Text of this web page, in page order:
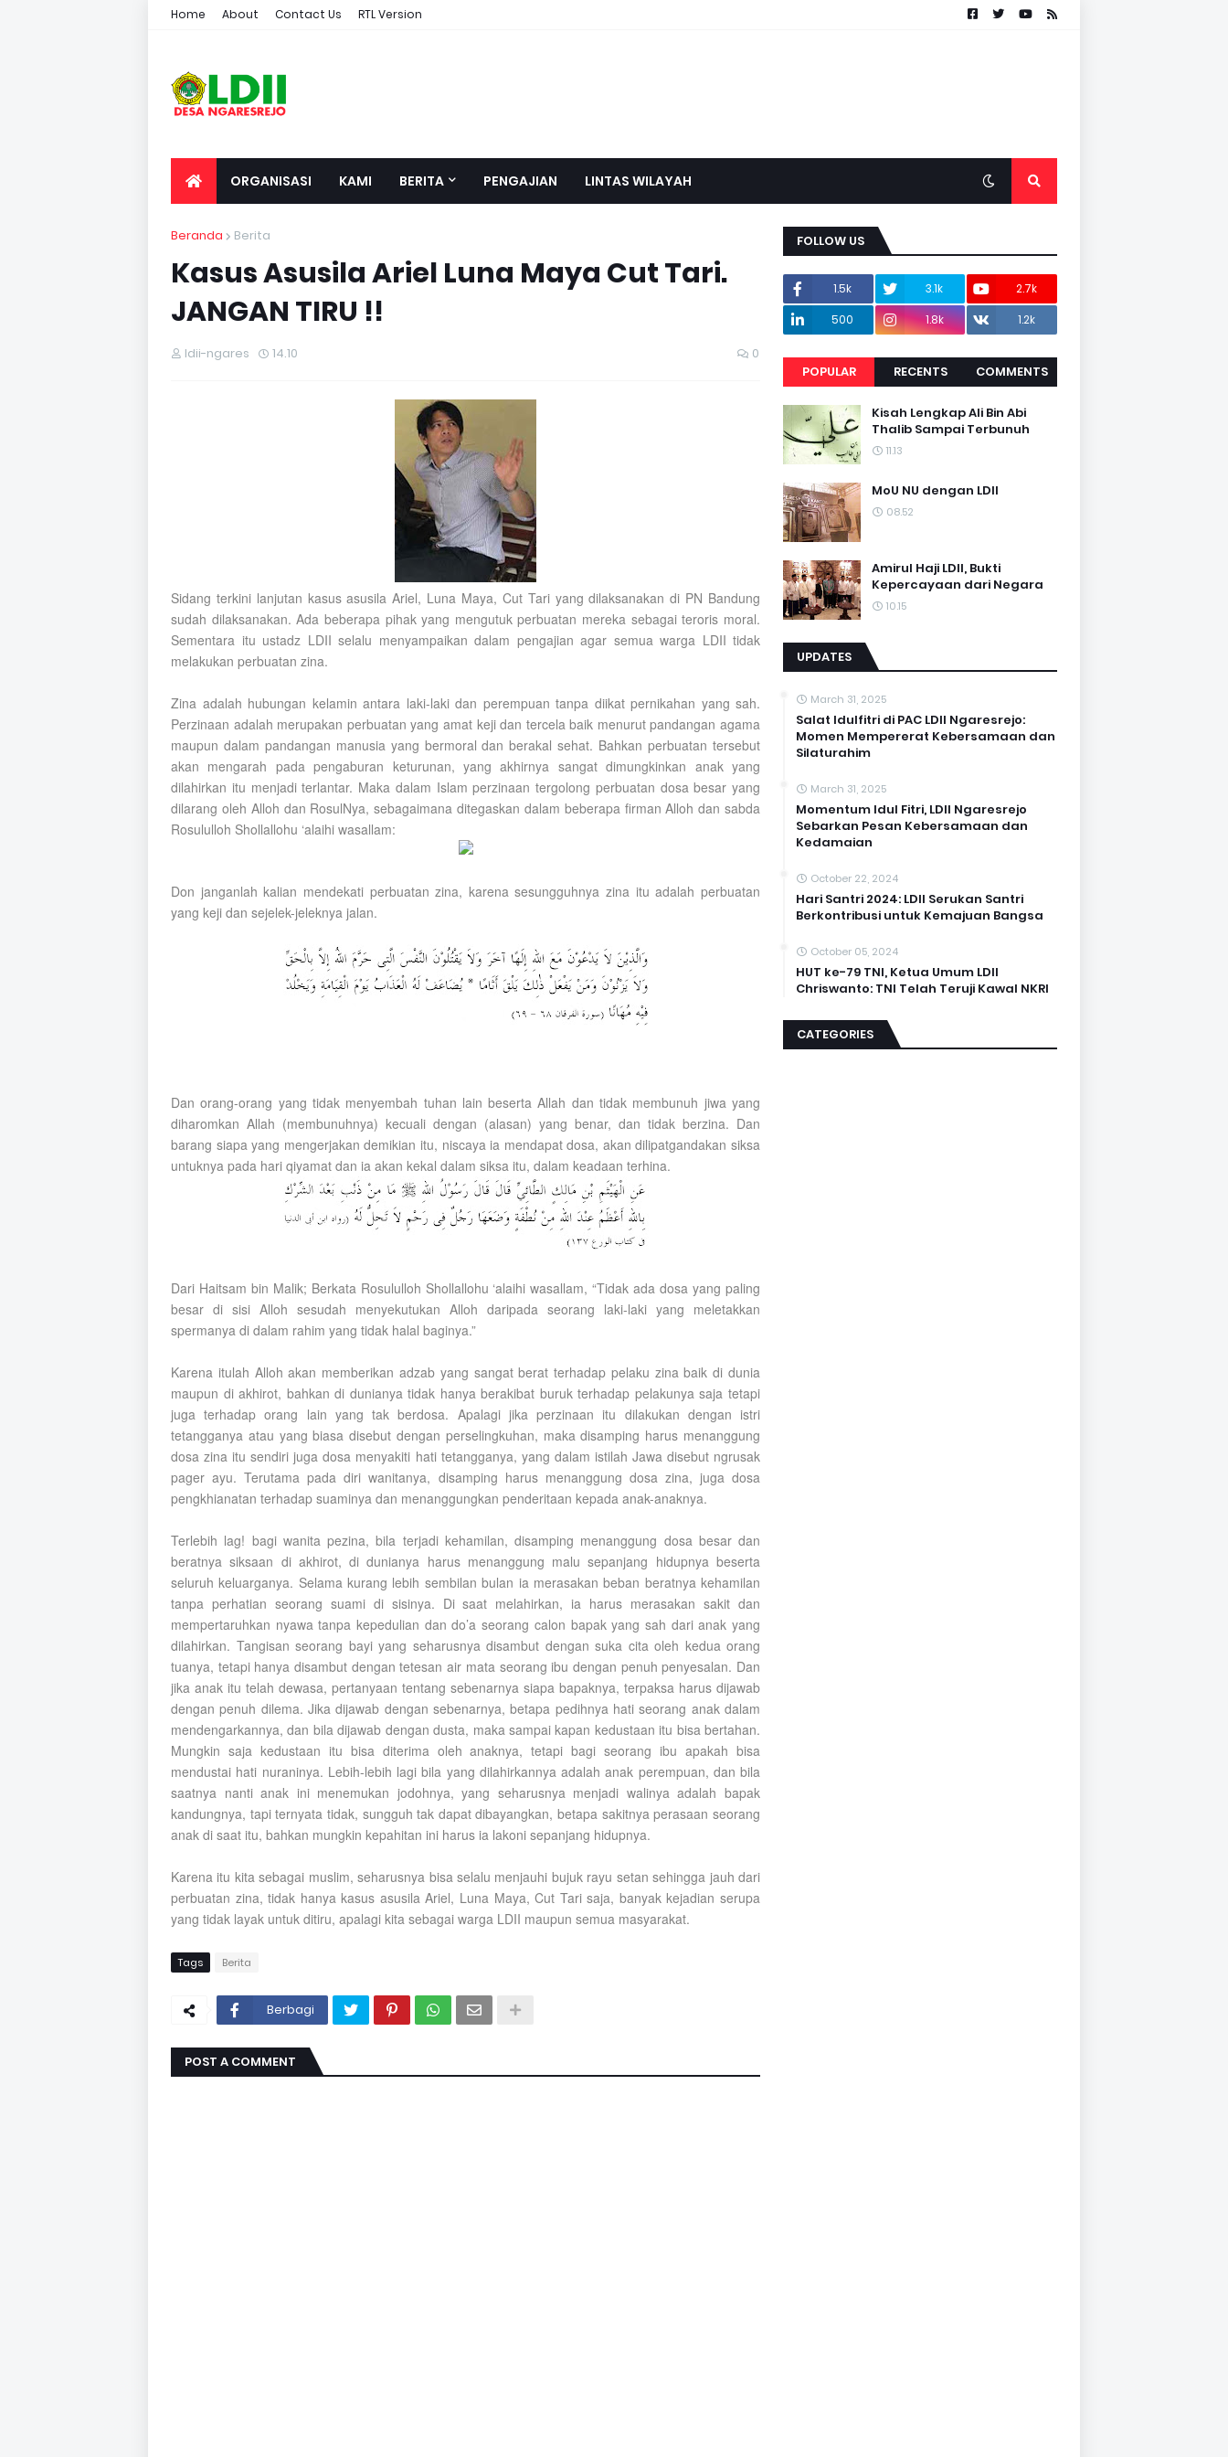
Home About Contact Us RTL Version
ORGANISASI KAMI BERITA PENGAJIAN LINTAS WILAYAH
Beranda Berita
Kasus Asusila Ariel Luna Maya Cut Tari.
JANGAN TIRU !!
ldii-ngares 14.10 0
Sidang terkini lanjutan kasus asusila Ariel, Luna Maya, Cut Tari yang dilaksanakan di PN Bandung
sudah dilaksanakan. Ada beberapa pihak yang mengutuk perbuatan mereka sebagai teroris moral.
Sementara itu ustadz LDII selalu menyampaikan dalam pengajian agar semua warga LDII tidak
melakukan perbuatan zina.
Zina adalah hubungan kelamin antara laki-laki dan perempuan tanpa diikat pernikahan yang sah.
Perzinaan adalah merupakan perbuatan yang amat keji dan tercela baik menurut pandangan agama
maupun dalam pandangan manusia yang bermoral dan berakal sehat. Bahkan perbuatan tersebut
akan mengarah pada pengaburan keturunan, yang akhirnya sangat dimungkinkan anak yang
dilahirkan itu menjadi terlantar. Maka dalam Islam perzinaan tergolong perbuatan dosa besar yang
dilarang oleh Alloh dan RosulNya, sebagaimana ditegaskan dalam beberapa firman Alloh dan sabda
Rosululloh Shollallohu ‘alaihi wasallam:
Don janganlah kalian mendekati perbuatan zina, karena sesungguhnya zina itu adalah perbuatan
yang keji dan sejelek-jeleknya jalan.
Dan orang-orang yang tidak menyembah tuhan lain beserta Allah dan tidak membunuh jiwa yang
diharomkan Allah (membunuhnya) kecuali dengan (alasan) yang benar, dan tidak berzina. Dan
barang siapa yang mengerjakan demikian itu, niscaya ia mendapat dosa, akan dilipatgandakan siksa
untuknya pada hari qiyamat dan ia akan kekal dalam siksa itu, dalam keadaan terhina.
Dari Haitsam bin Malik; Berkata Rosululloh Shollallohu ‘alaihi wasallam, “Tidak ada dosa yang paling
besar di sisi Alloh sesudah menyekutukan Alloh daripada seorang laki-laki yang meletakkan
spermanya di dalam rahim yang tidak halal baginya.”
Karena itulah Alloh akan memberikan adzab yang sangat berat terhadap pelaku zina baik di dunia
maupun di akhirot, bahkan di dunianya tidak hanya berakibat buruk terhadap pelakunya saja tetapi
juga terhadap orang lain yang tak berdosa. Apalagi jika perzinaan itu dilakukan dengan istri
tetangganya atau yang biasa disebut dengan perselingkuhan, maka disamping harus menanggung
dosa zina itu sendiri juga dosa menyakiti hati tetangganya, yang dalam istilah Jawa disebut ngrusak
pager ayu. Terutama pada diri wanitanya, disamping harus menanggung dosa zina, juga dosa
pengkhianatan terhadap suaminya dan menanggungkan penderitaan kepada anak-anaknya.
Terlebih lag! bagi wanita pezina, bila terjadi kehamilan, disamping menanggung dosa besar dan
beratnya siksaan di akhirot, di dunianya harus menanggung malu sepanjang hidupnya beserta
seluruh keluarganya. Selama kurang lebih sembilan bulan ia merasakan beban beratnya kehamilan
tanpa perhatian seorang suami di sisinya. Di saat melahirkan, ia harus merasakan sakit dan
mempertaruhkan nyawa tanpa kepedulian dan do’a seorang calon bapak yang sah dari anak yang
dilahirkan. Tangisan seorang bayi yang seharusnya disambut dengan suka cita oleh kedua orang
tuanya, tetapi hanya disambut dengan tetesan air mata seorang ibu dengan penuh penyesalan. Dan
jika anak itu telah dewasa, pertanyaan tentang sebenarnya siapa bapaknya, terpaksa harus dijawab
dengan penuh dilema. Jika dijawab dengan sebenarnya, betapa pedihnya hati seorang anak dalam
mendengarkannya, dan bila dijawab dengan dusta, maka sampai kapan kedustaan itu bisa bertahan.
Mungkin saja kedustaan itu bisa diterima oleh anaknya, tetapi bagi seorang ibu apakah bisa
mendustai hati nuraninya. Lebih-lebih lagi bila yang dilahirkannya adalah anak perempuan, dan bila
saatnya nanti anak ini menemukan jodohnya, yang seharusnya menjadi walinya adalah bapak
kandungnya, tapi ternyata tidak, sungguh tak dapat dibayangkan, betapa sakitnya perasaan seorang
anak di saat itu, bahkan mungkin kepahitan ini harus ia lakoni sepanjang hidupnya.
Karena itu kita sebagai muslim, seharusnya bisa selalu menjauhi bujuk rayu setan sehingga jauh dari
perbuatan zina, tidak hanya kasus asusila Ariel, Luna Maya, Cut Tari saja, banyak kejadian serupa
yang tidak layak untuk ditiru, apalagi kita sebagai warga LDII maupun semua masyarakat.
Tags Berita
Berbagi
POST A COMMENT
FOLLOW US
1.5k 3.1k
2.7k
500
1.8k 1.2k
POPULAR RECENTS COMMENTS
Kisah Lengkap Ali Bin Abi
Thalib Sampai Terbunuh
11.13
MoU NU dengan LDII
08.52
Amirul Haji LDII, Bukti
Kepercayaan dari Negara
10.15
UPDATES
March 31, 2025
Salat Idulfitri di PAC LDII Ngaresrejo:
Momen Mempererat Kebersamaan dan
Silaturahim
March 31, 2025
Momentum Idul Fitri, LDII Ngaresrejo
Sebarkan Pesan Kebersamaan dan
Kedamaian
October 22, 2024
Hari Santri 2024: LDII Serukan Santri
Berkontribusi untuk Kemajuan Bangsa
October 05, 2024
HUT ke-79 TNI, Ketua Umum LDII
Chriswanto: TNI Telah Teruji Kawal NKRI
CATEGORIES